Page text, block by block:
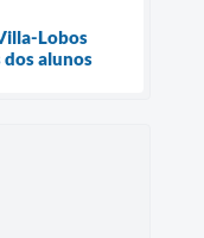
Lobos
dos alunos